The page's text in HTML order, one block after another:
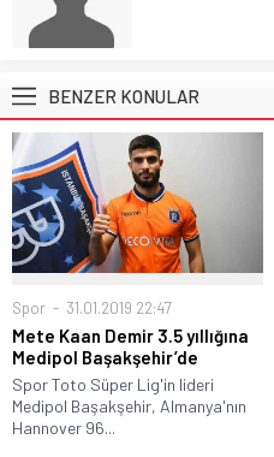
BENZER KONULAR
Spor 31.01.2019 22:47
Mete Kaan Demir 3.5 yıllığına
Medipol Başakşehir’de
Spor Toto Süper Lig'in lideri
Medipol Başakşehir, Almanya'nın
Hannover 96...